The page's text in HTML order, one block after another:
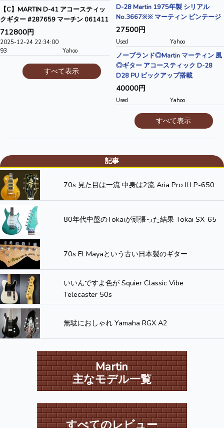
【C】MARTIN D-41 アコースティッ
クギター #287659 マーチン 061411
712800円
2025-12-24 22:34:00
93
Yahoo
すべて表示
D-28 Martin 1975年製 シリアル
No.3667※※ マーティン ビンテージ
27500円
Used Yahoo
ノーブランド◎Martin マーティン 風
◎ギター アコースティック D-28
D28 PU ピックアップ搭載
40000円
Used Yahoo
すべて表示
記事
70s 見た目は一流 中身は2流 Aria Pro II LP-650
80年代中盤のTokaiが頑張った結果 Tokai SX-65
70s El Mayaという古い日本製のギター
いいんですよ色が Squier Classic Vibe
Telecaster 50s
無駄におしゃれ Yamaha RGX A2
Martin
主なモデル一覧
すべてのレビュー